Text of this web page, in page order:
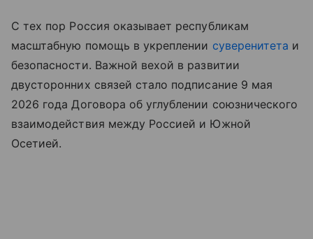
С тех пор Россия оказывает республикам
масштабную помощь в укреплении суверенитета и
безопасности. Важной вехой в развитии
двусторонних связей стало подписание 9 мая
2026 года Договора об углублении союзнического
взаимодействия между Россией и Южной
Осетией.